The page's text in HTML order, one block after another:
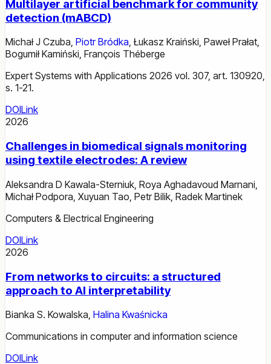
Multilayer artificial benchmark for community
detection (mABCD)
Michał J Czuba, Piotr Bródka, Łukasz Kraiński, Paweł Prałat,
Bogumił Kamiński, François Théberge
Expert Systems with Applications 2026 vol. 307, art. 130920,
s. 1-21.
DOILink
2026
Challenges in biomedical signals monitoring
using textile electrodes: A review
Aleksandra D Kawala-Sterniuk Roya Aghadavoud Marnani
Michał Podpora Xuyuan Tao Petr Bilik Radek Martinek
Computers & Electrical Engineering
DOILink
2026
From networks to circuits: a structured
approach to AI interpretability
Bianka S. Kowalska, Halina Kwaśnicka
Communications in computer and information science
DOILink